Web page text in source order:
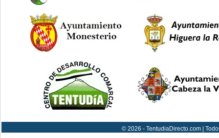
© 2026 - TentudiaDirecto.com |